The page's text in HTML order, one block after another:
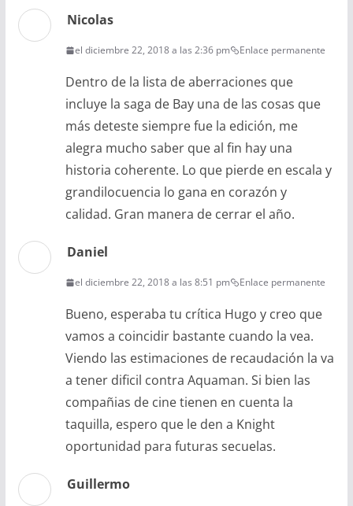
Nicolas
el diciembre 22, 2018 a las 2:36 pm Enlace permanente
Dentro de la lista de aberraciones que
incluye la saga de Bay una de las cosas que
más deteste siempre fue la edición, me
alegra mucho saber que al fin hay una
historia coherente. Lo que pierde en escala y
grandilocuencia lo gana en corazón y
calidad. Gran manera de cerrar el año.
Daniel
el diciembre 22, 2018 a las 8:51 pm Enlace permanente
Bueno, esperaba tu crítica Hugo y creo que
vamos a coincidir bastante cuando la vea.
Viendo las estimaciones de recaudación la va
a tener dificil contra Aquaman. Si bien las
compañias de cine tienen en cuenta la
taquilla, espero que le den a Knight
oportunidad para futuras secuelas.
Guillermo